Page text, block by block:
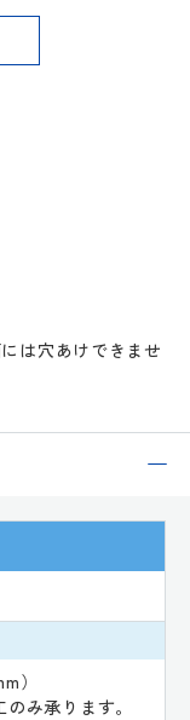
は穴あけできませ
）
み承ります。